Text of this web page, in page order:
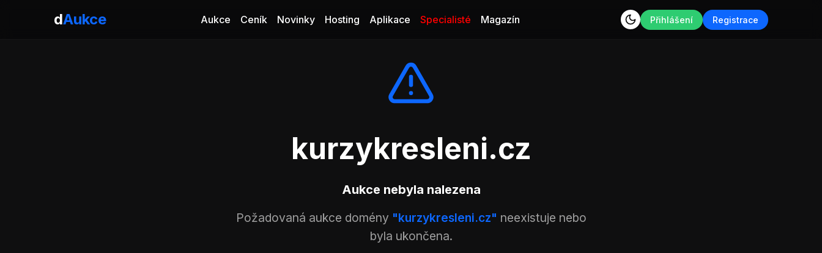
dAukce Aukce Ceník Novinky Hosting Aplikace Specialisté Magazín Přihlášení Registrace
kurzykresleni.cz
Aukce nebyla nalezena
Požadovaná aukce domény "kurzykresleni.cz" neexistuje nebo
byla ukončena.